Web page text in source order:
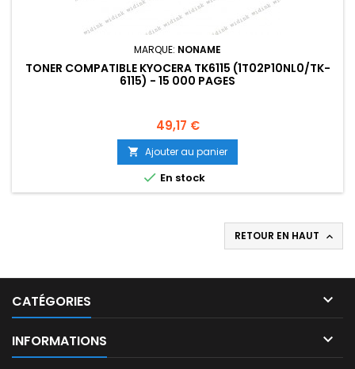
MARQUE: NONAME
TONER COMPATIBLE KYOCERA TK6115 (1T02P10NL0/TK-
6115) - 15 000 PAGES
Prix
49,17 €
 Ajouter au panier
 En stock
RETOUR EN HAUT 
CATÉGORIES 
INFORMATIONS 